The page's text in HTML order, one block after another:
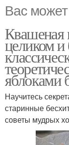
Вас
Квашеная
целиком и
яблоками
Научитесь
старинные
советы мудрых